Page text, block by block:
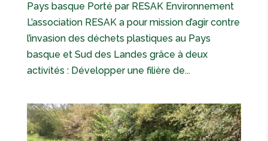
Pays basque Porté par RESAK Environnement
L’association RESAK a pour mission d’agir contre
l’invasion des déchets plastiques au Pays
basque et Sud des Landes grâce à deux
activités : Développer une filière de...